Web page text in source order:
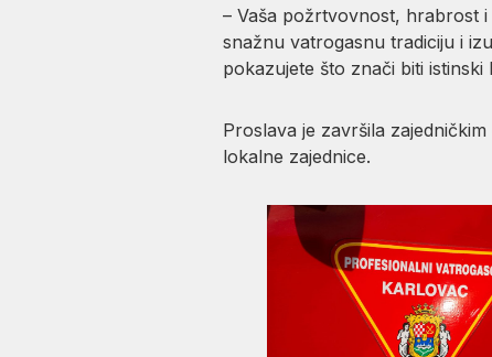
– Vaša požrtvovnost, hrabrost
snažnu vatrogasnu tradiciju i
pokazujete što znači biti
Proslava je završila
lokalne zajednice.